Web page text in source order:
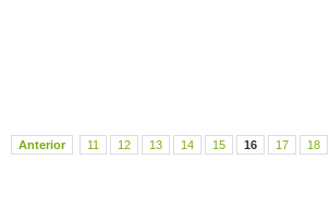
Anterior 11 12 13 14 15 16 17 18